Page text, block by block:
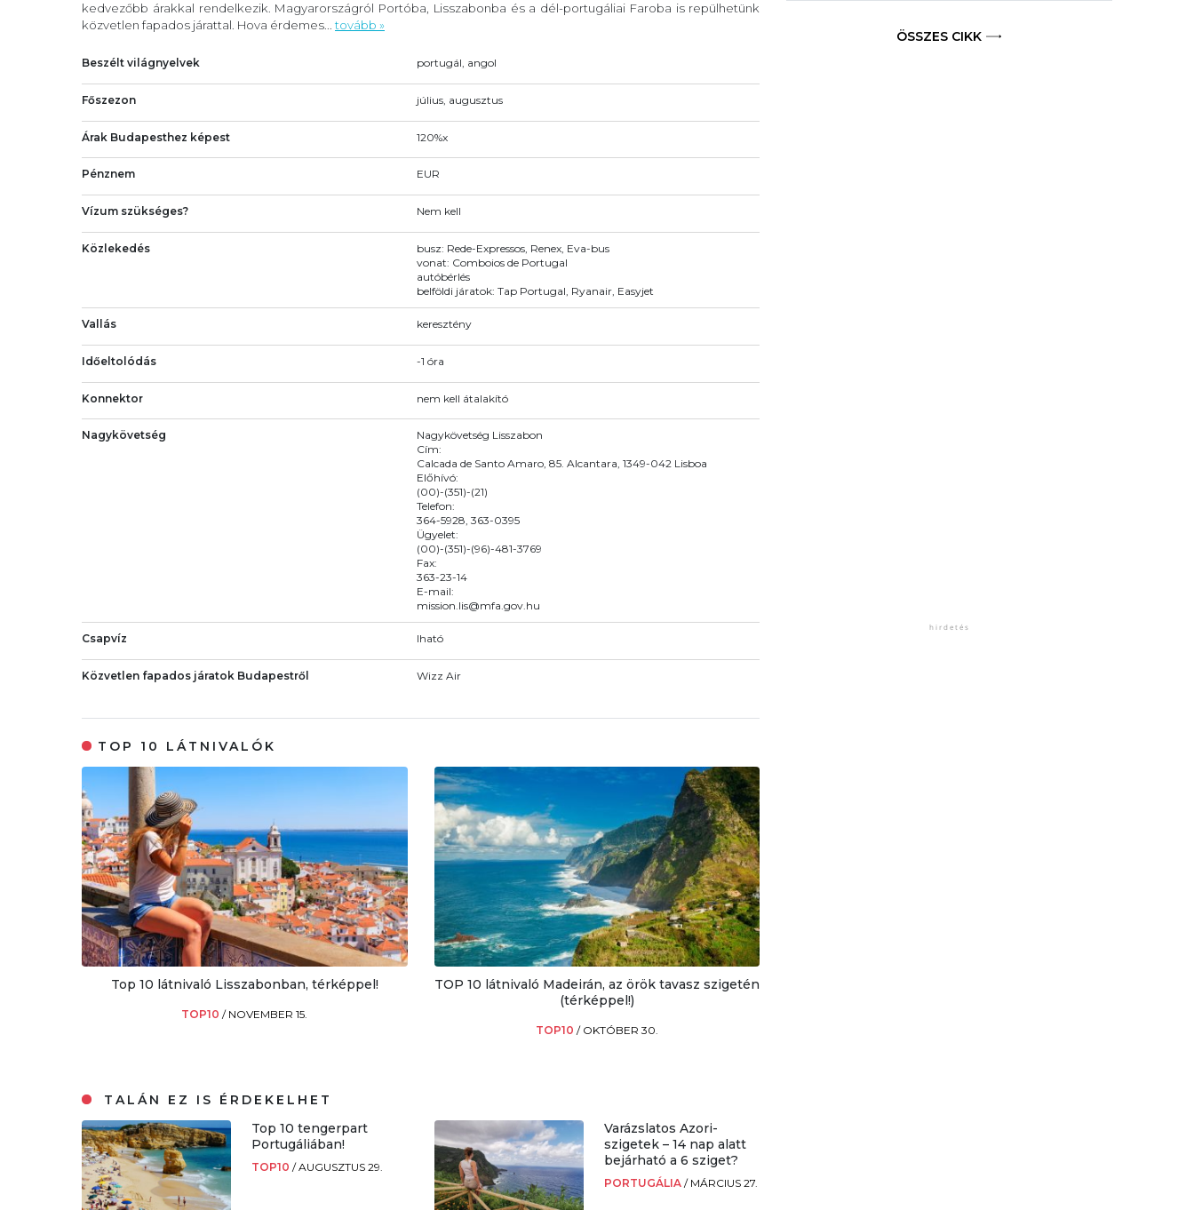
kedvezőbb árakkal rendelkezik. Magyarországról Portóba, Lisszabonba és a dél-portugáliai Faroba is repülhetünk
közvetlen fapados járattal. Hova érdemes... tovább »
Beszélt világnyelvek portugál, angol
Főszezon július, augusztus
Árak Budapesthez képest 120%x
Pénznem EUR
Vízum szükséges? Nem kell
Közlekedés
busz: Rede-Expressos, Renex, Eva-bus
vonat: Comboios de Portugal
autóbérlés
belföldi járatok: Tap Portugal, Ryanair, Easyjet
Vallás keresztény
Időeltolódás -1 óra
Konnektor nem kell átalakító
Nagykövetség
Nagykövetség Lisszabon
Cím:
Calcada de Santo Amaro, 85. Alcantara, 1349-042 Lisboa
Előhívó:
(00)-(351)-(21)
Telefon:
364-5928, 363-0395
Ügyelet:
(00)-(351)-(96)-481-3769
Fax:
363-23-14
E-mail:
mission.lis@mfa.gov.hu
Csapvíz Iható
Közvetlen fapados járatok Budapestről Wizz Air
TOP 10 LÁTNIVALÓK
Top 10 látnivaló Lisszabonban, térképpel!
TOP10/ NOVEMBER 15.
TOP 10 látnivaló Madeirán, az örök tavasz szigetén
(térképpel!)
TOP10 / OKTÓBER 30.
TALÁN EZ IS ÉRDEKELHET
Top 10 tengerpart
Portugáliában!
TOP10/AUGUSZTUS 29.
Varázslatos Azori-
szigetek – 14 nap alatt
bejárható a 6 sziget?
PORTUGÁLIA / MÁRCIUS 27.
ÖSSZES CIKK